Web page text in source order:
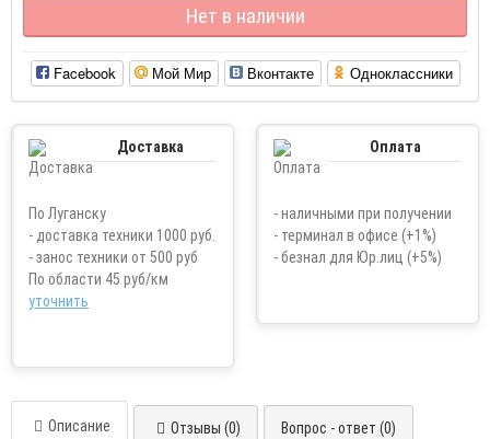
Нет в наличии
Facebook Мой Мир Вконтакте Одноклассники
Доставка
По Луганску
- доставка техники 1000 руб.
- занос техники от 500 руб
По области 45 руб/км
уточнить
Оплата
- наличными при получении
- терминал в офисе (+1%)
- безнал для Юр.лиц (+5%)
Описание Отзывы (0) Вопрос - ответ (0)